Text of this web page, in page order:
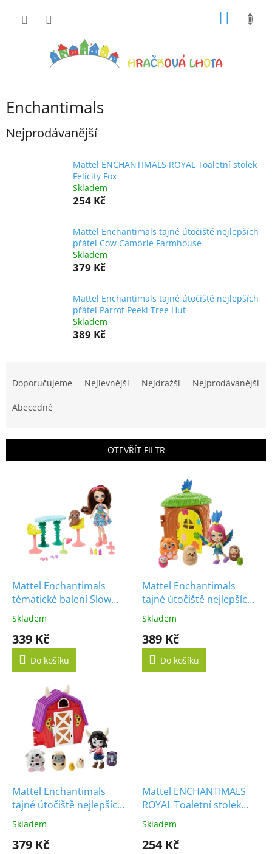
Enchantimals
Nejprodávanější
Mattel ENCHANTIMALS ROYAL Toaletní stolek
Felicity Fox
Skladem
254 Kč
Mattel Enchantimals tajné útočiště nejlepších
přátel Cow Cambrie Farmhouse
Skladem
379 Kč
Mattel Enchantimals tajné útočiště nejlepších
přátel Parrot Peeki Tree Hut
Skladem
389 Kč
r
Doporučujeme Nejlevnější Nejdražší Nejprodávanější
Abecedně
OTEVŘÍT FILTR
u
ů
Mattel Enchantimals
tématické balení Slow
down salon
Skladem
339 Kč
Do košíku
Mattel Enchantimals
tajné útočiště nejlepších
přátel Parrot Peeki Tree
Hut
Skladem
389 Kč
Do košíku
Mattel Enchantimals
tajné útočiště nejlepších
přátel Cow Cambrie
Farmhouse
Skladem
379 Kč
Mattel ENCHANTIMALS
ROYAL Toaletní stolek
Felicity Fox
Skladem
254 Kč